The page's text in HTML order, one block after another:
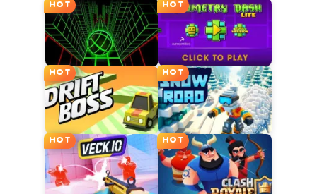
HOT HOT
HOT HOT
HOT HOT